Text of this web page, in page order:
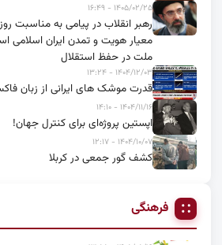
۱۴۰۵/۰۲/۲۵ - ۱۶:۴۹
رهبر انقلاب در پیامی به مناسبت
معیار هویت و تمدن ایران اسلامی
ملت در حفظ استقلال
۱۴۰۴/۱۲/۰۳ - ۱۳:۲۴
قدرت موشک های ایرانی از زبان
۱۴۰۴/۱۱/۱۶ - ۱۴:۱۰
اپستین پروژه‌ای برای کنترل جهان!
۱۴۰۴/۱۰/۰۷ - ۱۲:۱۷
کشف گور جمعی در کربلا
فرهنگی